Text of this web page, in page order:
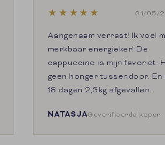
★ ★ ★ ★ ★ 01/05/
Aangenaam verrast! Ik voel
merkbaar energieker! De
cappuccino is mijn favoriet.
geen honger tussendoor. En
18 dagen 2,3kg afgevallen.
NATASJAGeverifieerde koper